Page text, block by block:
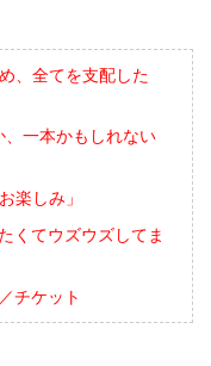
、全てを支配した
一本かもしれない
楽しみ」
くてウズウズしてま
チケット